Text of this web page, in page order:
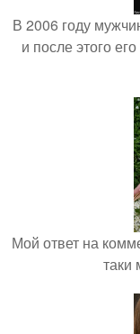
В 2006 году
и после этого
Мой ответ на
таки